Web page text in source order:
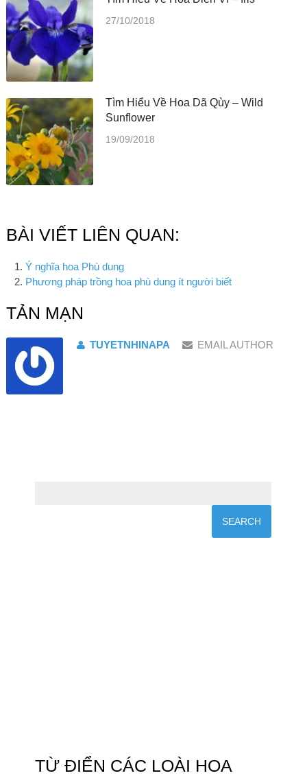
27/10/2018
Tìm Hiểu Về Hoa Dã Qùy – Wild
Sunflower
19/09/2018
BÀI VIẾT LIÊN QUAN:
Ý nghĩa hoa Phù dung
Phương pháp trồng hoa phù dung ít người biết
TẢN MẠN
TUYETNHINAPA EMAIL AUTHOR
TỪ ĐIỂN CÁC LOÀI HOA